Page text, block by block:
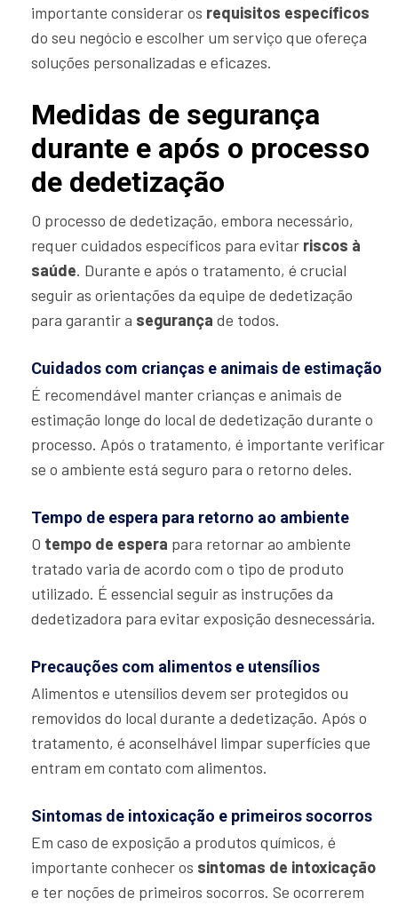
importante considerar os requisitos específicos
do seu negócio e escolher um serviço que ofereça
soluções personalizadas e eficazes.
Medidas de segurança
durante e após o processo
de dedetização
O processo de dedetização, embora necessário,
requer cuidados específicos para evitar riscos à
saúde. Durante e após o tratamento, é crucial
seguir as orientações da equipe de dedetização
para garantir a segurança de todos.
Cuidados com crianças e animais de estimação
É recomendável manter crianças e animais de
estimação longe do local de dedetização durante o
processo. Após o tratamento, é importante verificar
se o ambiente está seguro para o retorno deles.
Tempo de espera para retorno ao ambiente
O tempo de espera para retornar ao ambiente
tratado varia de acordo com o tipo de produto
utilizado. É essencial seguir as instruções da
dedetizadora para evitar exposição desnecessária.
Precauções com alimentos e utensílios
Alimentos e utensílios devem ser protegidos ou
removidos do local durante a dedetização. Após o
tratamento, é aconselhável limpar superfícies que
entram em contato com alimentos.
Sintomas de intoxicação e primeiros socorros
Em caso de exposição a produtos químicos, é
importante conhecer os sintomas de intoxicação
e ter noções de primeiros socorros. Se ocorrerem